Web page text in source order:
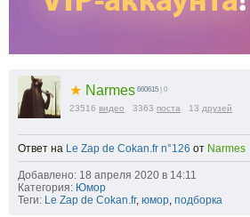
★ Narmes 660615 | 0
23516 видео 3363 поста 13 друзей
Ответ на Le Zap de Cokan.fr n°126 от Narmes
Добавлено: 18 апреля 2020 в 14:11
Категория: Юмор
Теги: Le Zap de Cokan.fr, юмор, подборка